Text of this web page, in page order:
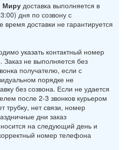
Мирудоставка выполняется в
дня по созвону с
время доставки не гарантируется
указать контактный номер
Заказ не выполняется без
получателю, если с
порядке не
без созвона. Если не удается
после 2-3 звонков курьером
трубку, нет связи, номер
дни заказ
на следующий день и
номер телефона